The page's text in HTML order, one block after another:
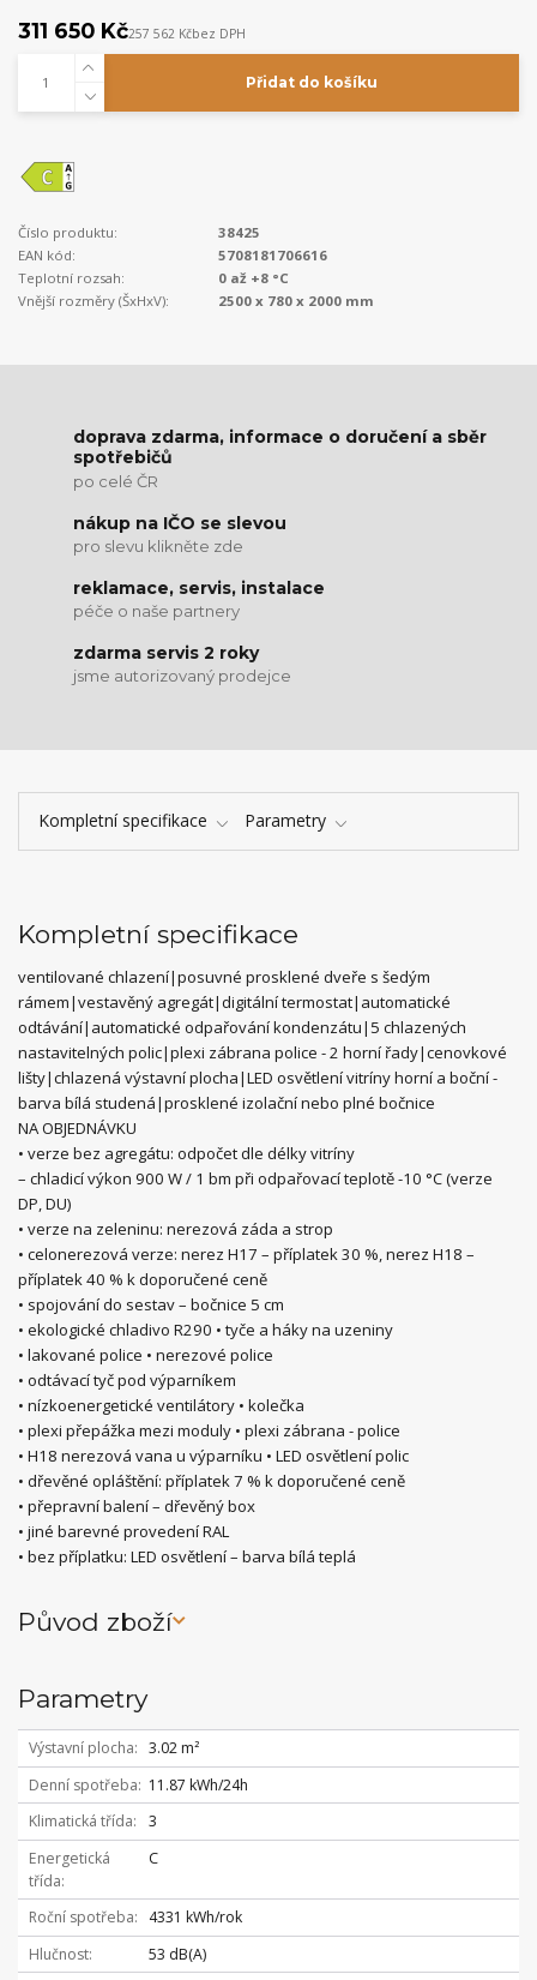
311 650 Kč257 562 Kčbez DPH
Přidat do košíku
Číslo produktu:
38425
EAN kód:
5708181706616
Teplotní rozsah:
0 až +8 °C
Vnější rozměry (ŠxHxV):
2500 x 780 x 2000 mm
doprava zdarma, informace o doručení a sběr
spotřebičů
po celé ČR
nákup na IČO se slevou
pro slevu klikněte zde
reklamace, servis, instalace
péče o naše partnery
zdarma servis 2 roky
jsme autorizovaný prodejce
Kompletní specifikace Parametry
Kompletní specifikace
ventilované chlazení|posuvné prosklené dveře s šedým
rámem|vestavěný agregát|digitální termostat|automatické
odtávání|automatické odpařování kondenzátu|5 chlazených
nastavitelných polic|plexi zábrana police - 2 horní řady|cenovkové
lišty|chlazená výstavní plocha|LED osvětlení vitríny horní a boční -
barva bílá studená|prosklené izolační nebo plné bočnice
NA OBJEDNÁVKU
• verze bez agregátu: odpočet dle délky vitríny
– chladicí výkon 900 W / 1 bm při odpařovací teplotě -10 °C (verze
DP, DU)
• verze na zeleninu: nerezová záda a strop
• celonerezová verze: nerez H17 – příplatek 30 %, nerez H18 –
příplatek 40 % k doporučené ceně
• spojování do sestav – bočnice 5 cm
• ekologické chladivo R290 • tyče a háky na uzeniny
• lakované police • nerezové police
• odtávací tyč pod výparníkem
• nízkoenergetické ventilátory • kolečka
• plexi přepážka mezi moduly • plexi zábrana - police
• H18 nerezová vana u výparníku • LED osvětlení polic
• dřevěné opláštění: příplatek 7 % k doporučené ceně
• přepravní balení – dřevěný box
• jiné barevné provedení RAL
• bez příplatku: LED osvětlení – barva bílá teplá
Původ zboží
Parametry
Výstavní plocha
3.02 m²
Denní spotřeba
11.87 kWh/24h
Klimatická třída
3
Energetická
třída
C
Roční spotřeba
4331 kWh/rok
Hlučnost
53 dB(A)